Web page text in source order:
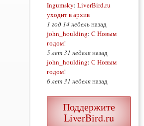
Ingumsky: LiverBird.ru
уходит в архив
1 год 14 недельназад
john_houlding: C Новым
годом!
5 лет 31 неделяназад
john_houlding: С Новым
годом!
6 лет 31 неделяназад
Поддержите
LiverBird.ru